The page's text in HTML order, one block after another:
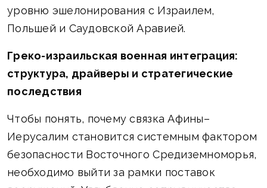
уровню эшелонирования с Израилем,
Польшей и Саудовской Аравией.
Греко-израильская военная интеграция:
структура, драйверы и стратегические
последствия
Чтобы понять, почему связка Афины–
Иерусалим становится системным фактором
безопасности Восточного Средиземноморья,
необходимо выйти за рамки поставок